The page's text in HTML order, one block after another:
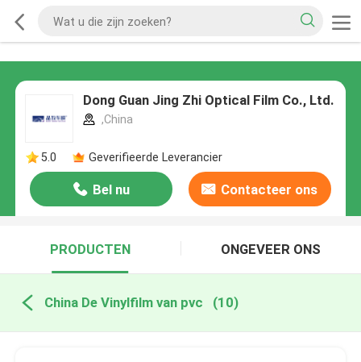
Dong Guan Jing Zhi Optical Film Co., Ltd.
,China
5.0 Geverifieerde Leverancier
Bel nu Contacteer ons
PRODUCTEN ONGEVEER ONS
China De Vinylfilm van pvc (10)